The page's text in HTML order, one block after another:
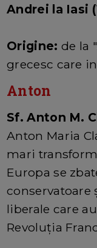
Andrei la Iasi
Origine: de la
grecesc care
Anton
Sf. Anton M.
Anton Maria
mari
Europa se
conservatoare
liberale care
Revoluţia